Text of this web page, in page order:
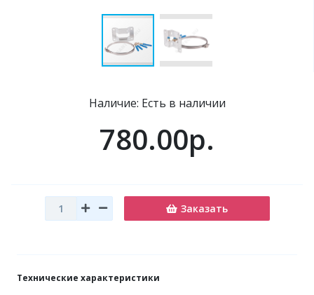
Наличие: Есть в наличии
780.00р.
Заказать
Технические характеристики